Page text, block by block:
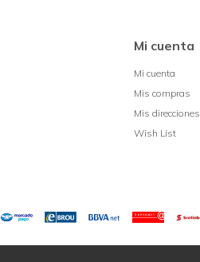
Mi cuenta
Mi cuenta
Mis compras
Mis direcciones
Wish List